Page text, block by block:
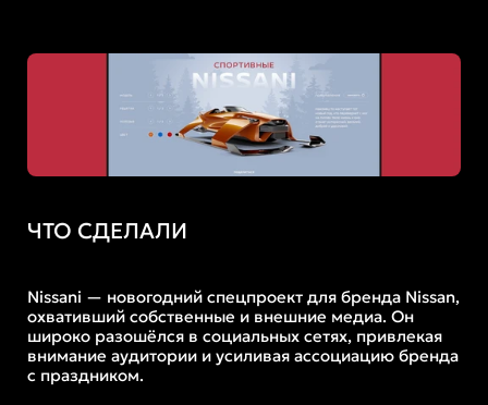
ЧТО СДЕЛАЛИ
Nissani — новогодний спецпроект для бренда Nissan,
охвативший собственные и внешние медиа. Он
широко разошёлся в социальных сетях, привлекая
внимание аудитории и усиливая ассоциацию бренда
с праздником.